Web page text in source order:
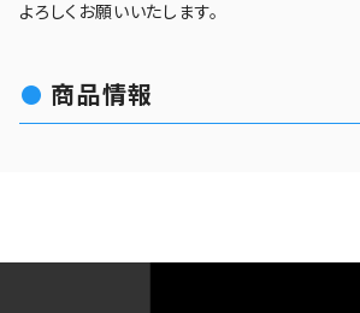
よろしくお願いいたします。
商品情報